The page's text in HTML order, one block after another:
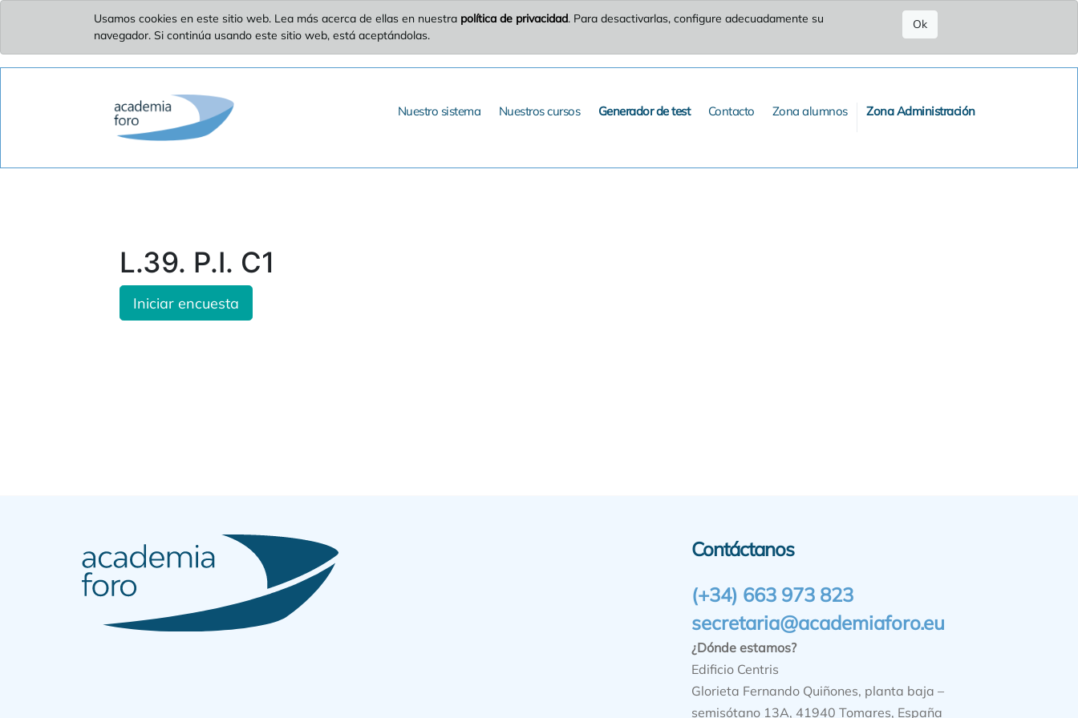
Usamos cookies en este sitio web. Lea más acerca de ellas en nuestra política de privacidad. Para desactivarlas, configure adecuadamente su
navegador. Si continúa usando este sitio web, está aceptándolas.
Ok
Nuestro sistema Nuestros cursos Generador de test Contacto Zona alumnos Zona Administración
L.39. P.I. C1
Iniciar encuesta
Contáctanos
(+34) 663 973 823
secretaria@academiaforo.eu
¿Dónde estamos?
Edificio Centris
Glorieta Fernando Quiñones, planta baja –
semisótano 13A, 41940 Tomares, España